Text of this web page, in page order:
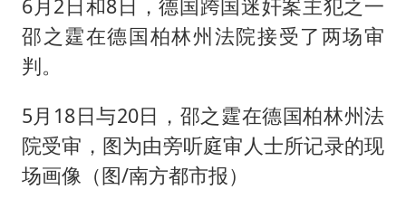
猫咪过火把节被抹成黑猫
“开学三件套”全线暴涨
6月2日和8日，德国跨国迷奸案主犯之一
邵之霆在德国柏林州法院接受了两场审
判。
5月18日与20日，邵之霆在德国柏林州法
院受审，图为由旁听庭审人士所记录的现
场画像（图/南方都市报）